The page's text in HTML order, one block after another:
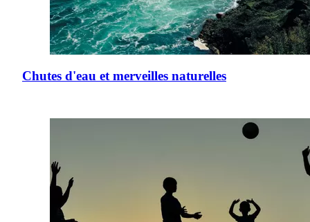
Chutes d'eau et merveilles naturelles